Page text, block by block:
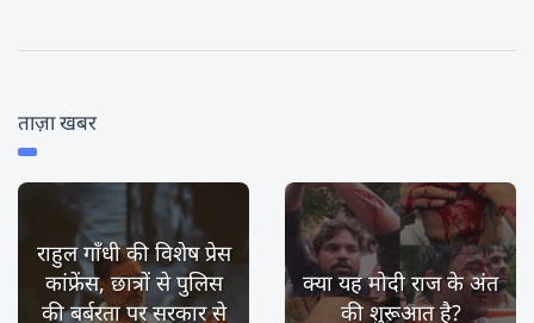
ताज़ा खबर
राहुल गाँधी की विशेष प्रेस
कांफ्रेंस, छात्रों से पुलिस
की बर्बरता पर सरकार से
क्या यह मोदी राज के अंत
की शुरूआत है?